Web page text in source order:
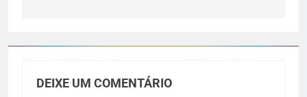
DEIXE UM COMENTÁRIO